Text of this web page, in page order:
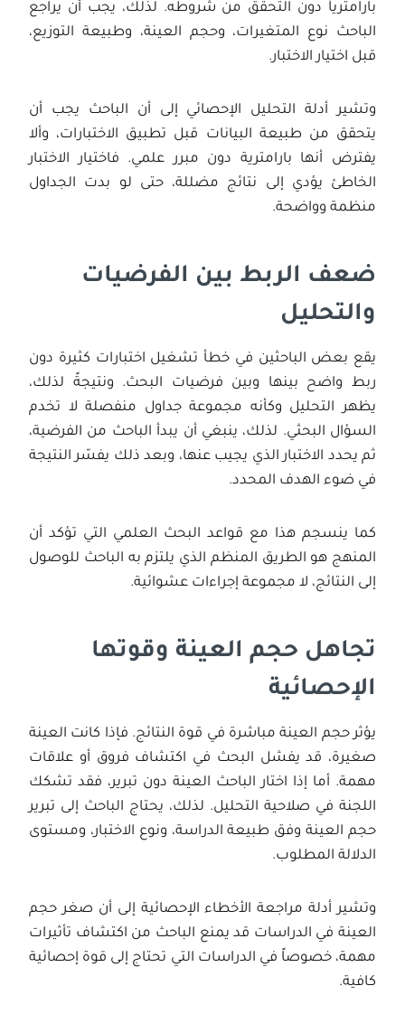
بارامترياً دون التحقق من شروطه. لذلك، يجب أن يراجع
الباحث نوع المتغيرات، وحجم العينة، وطبيعة التوزيع،
قبل اختيار الاختبار.
وتشير أدلة التحليل الإحصائي إلى أن الباحث يجب أن
يتحقق من طبيعة البيانات قبل تطبيق الاختبارات، وألا
يفترض أنها بارامترية دون مبرر علمي. فاختيار الاختبار
الخاطئ يؤدي إلى نتائج مضللة، حتى لو بدت الجداول
منظمة وواضحة.
ضعف الربط بين الفرضيات
والتحليل
يقع بعض الباحثين في خطأ تشغيل اختبارات كثيرة دون
ربط واضح بينها وبين فرضيات البحث. ونتيجةً لذلك،
يظهر التحليل وكأنه مجموعة جداول منفصلة لا تخدم
السؤال البحثي. لذلك، ينبغي أن يبدأ الباحث من الفرضية،
ثم يحدد الاختبار الذي يجيب عنها، وبعد ذلك يفسّر النتيجة
في ضوء الهدف المحدد.
كما ينسجم هذا مع قواعد البحث العلمي التي تؤكد أن
المنهج هو الطريق المنظم الذي يلتزم به الباحث للوصول
إلى النتائج، لا مجموعة إجراءات عشوائية.
تجاهل حجم العينة وقوتها
الإحصائية
يؤثر حجم العينة مباشرة في قوة النتائج. فإذا كانت العينة
صغيرة، قد يفشل البحث في اكتشاف فروق أو علاقات
مهمة. أما إذا اختار الباحث العينة دون تبرير، فقد تشكك
اللجنة في صلاحية التحليل. لذلك، يحتاج الباحث إلى تبرير
حجم العينة وفق طبيعة الدراسة، ونوع الاختبار، ومستوى
الدلالة المطلوب.
وتشير أدلة مراجعة الأخطاء الإحصائية إلى أن صغر حجم
العينة في الدراسات قد يمنع الباحث من اكتشاف تأثيرات
مهمة، خصوصاً في الدراسات التي تحتاج إلى قوة إحصائية
كافية.